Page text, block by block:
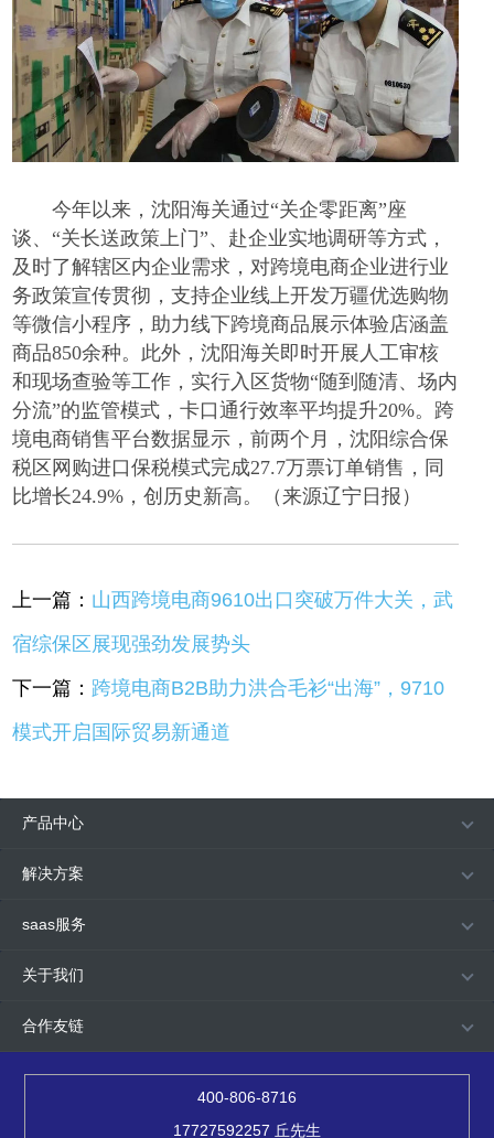
今年以来，沈阳海关通过“关企零距离”座
谈、“关长送政策上门”、赴企业实地调研等方式，
及时了解辖区内企业需求，对跨境电商企业进行业
务政策宣传贯彻，支持企业线上开发万疆优选购物
等微信小程序，助力线下跨境商品展示体验店涵盖
商品850余种。此外，沈阳海关即时开展人工审核
和现场查验等工作，实行入区货物“随到随清、场内
分流”的监管模式，卡口通行效率平均提升20%。跨
境电商销售平台数据显示，前两个月，沈阳综合保
税区网购进口保税模式完成27.7万票订单销售，同
比增长24.9%，创历史新高。（来源辽宁日报）
上一篇： 山西跨境电商9610出口突破万件大关，武
宿综保区展现强劲发展势头
下一篇： 跨境电商B2B助力洪合毛衫“出海”，9710
模式开启国际贸易新通道
产品中心
解决方案
saas服务
关于我们
合作友链
400-806-8716
17727592257 丘先生